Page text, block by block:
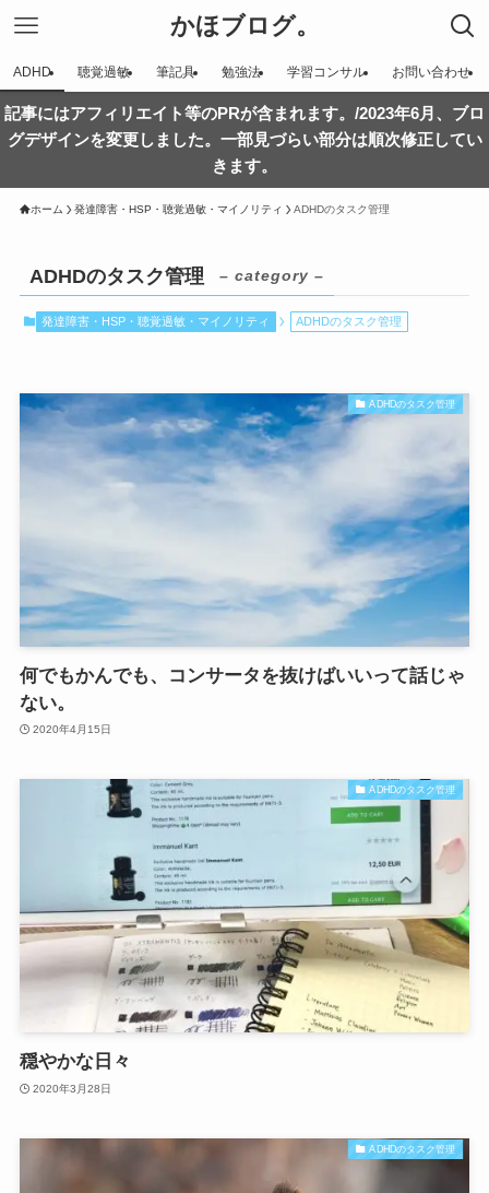
かほブログ。
ADHD 聴覚過敏 筆記具 勉強法 学習コンサル お問い合わせ
記事にはアフィリエイト等のPRが含まれます。/2023年6月、ブロ
グデザインを変更しました。一部見づらい部分は順次修正してい
きます。
ホーム 発達障害・HSP・聴覚過敏・マイノリティ ADHDのタスク管理
ADHDのタスク管理 – category –
発達障害・HSP・聴覚過敏・マイノリティ ADHDのタスク管理
ADHDのタスク管理
何でもかんでも、コンサータを抜けばいいって話じゃ
ない。
2020年4月15日
ADHDのタスク管理
穏やかな日々
2020年3月28日
ADHDのタスク管理